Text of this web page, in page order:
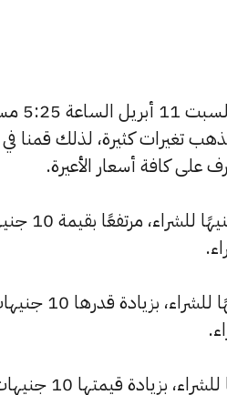
يسعى العديد من الأفراد
تغيرات كثيرة، لذلك قمنا
سجل سعر عيار 24 ارتفاعًا ليصل إلى 8210
وشهد سعر عيار 21 ارتفاعًا ليصبح 7185 جنيهًا للبيع و7135 جنيهًا
كما ارتفع سعر عيار 18 ليصل إلى 6160 جنيهًا للبيع و6115 جنيهًا للشراء،